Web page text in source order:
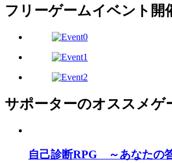
フリーゲームイベント開
サポーターのオススメゲ
自己診断RPG ～あなたの